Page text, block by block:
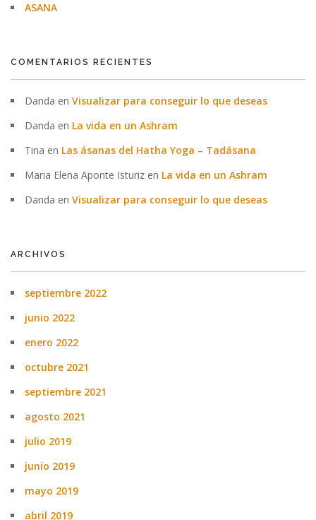
ASANA
COMENTARIOS RECIENTES
Danda en Visualizar para conseguir lo que deseas
Danda en La vida en un Ashram
Tina en Las ásanas del Hatha Yoga – Tadásana
Maria Elena Aponte Isturiz en La vida en un Ashram
Danda en Visualizar para conseguir lo que deseas
ARCHIVOS
septiembre 2022
junio 2022
enero 2022
octubre 2021
septiembre 2021
agosto 2021
julio 2019
junio 2019
mayo 2019
abril 2019